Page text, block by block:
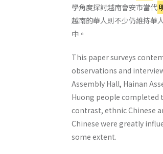
學角度探討越南會安市當代
越南的華人則不少仍維持華
中。
This paper surveys
observations and
Assembly Hall, Hainan
Huong people completed
contrast, ethnic Chinese
Chinese were greatly
some extent.